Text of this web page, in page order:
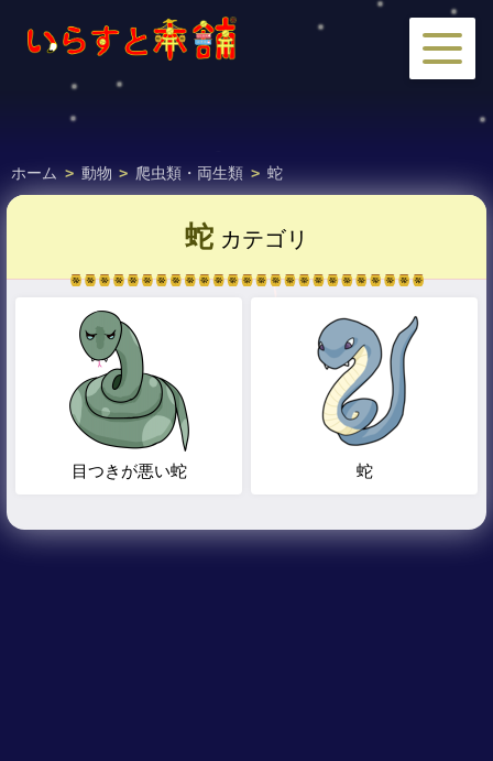
ホーム > 動物 > 爬虫類・両生類 > 蛇
蛇 カテゴリ
目つきが悪い蛇 蛇